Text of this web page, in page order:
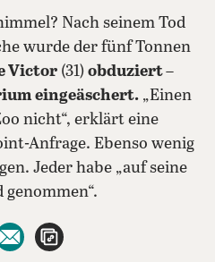
Nach seinem Tod
wurde der fünf Tonnen
Victor (31) obduziert –
eingeäschert. „Einen
nicht“, erklärt eine
Anfrage. Ebenso wenig
Jeder habe „auf seine
WhatsApp teilen
per E-Mail teilen